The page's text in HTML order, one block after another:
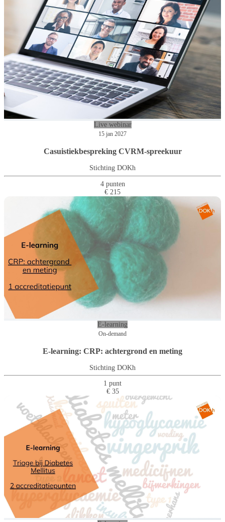
Live webinar
15 jan 2027
Casuistiekbespreking CVRM-spreekuur
Stichting DOKh
4 punten
€ 215
E-learning
On-demand
E-learning: CRP: achtergrond en meting
Stichting DOKh
1 punt
€ 35